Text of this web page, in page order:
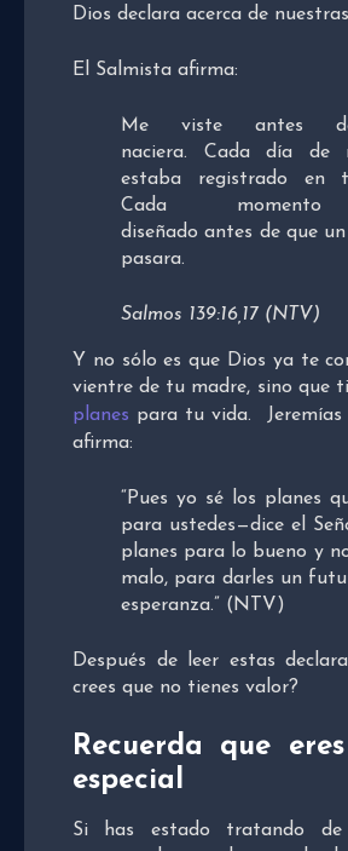
Dios declara acerca de
El Salmista afirma:
Me viste antes
naciera. Cada día de
estaba registrado en
Cada
diseñado antes de que
pasara.
Salmos 139:16,17 (NTV)
Y no sólo es que Dios ya te
vientre de tu madre, sino que
planes para tu vida. Jeremías
afirma:
“Pues yo sé los planes
para ustedes—dice el
planes para lo bueno y
malo, para darles un
esperanza.” (NTV)
Después de leer estas
crees que no tienes valor?
Recuerda que
especial
Si has estado tratando